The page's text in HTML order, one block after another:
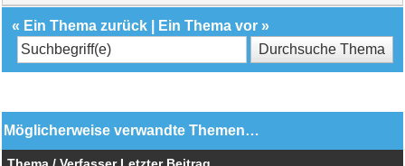
« Ein Thema zurück Ein Thema vor »
Möglicherweise verwandte Themen…
Thema / Verfasser Letzter Beitrag